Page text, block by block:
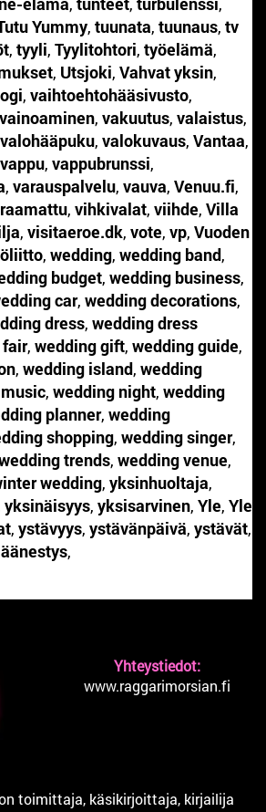
Yummy, tuunata, tuunaus, tv
, tyyli, Tyylitohtori, työelämä,
, Utsjoki, Vahvat yksin,
, vaihtoehtohääsivusto,
vainoaminen, vakuutus, valaistus,
valohääpuku, valokuvaus, Vantaa,
vappu, vappubrunssi,
, varauspalvelu, vauva, Venuu.fi,
, vihkivalat, viihde, Villa
, visitaeroe.dk, vote, vp, Vuoden
, wedding, wedding band,
budget, wedding business,
car, wedding decorations,
dress, wedding dress
fair, wedding gift, wedding guide,
, wedding island, wedding
, wedding night, wedding
planner, wedding
shopping, wedding singer,
trends, wedding venue,
wedding, yksinhuoltaja,
yksinäisyys, yksisarvinen, Yle, Yle
, ystävyys, ystävänpäivä, ystävät,
äänestys,
toimittaja, käsikirjoittaja, kirjailija
Yhteystiedot:
www.raggarimorsian.fi